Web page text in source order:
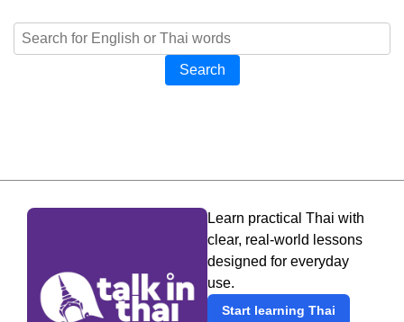
Search
Learn practical Thai with
clear, real-world lessons
designed for everyday
use.
Start learning Thai